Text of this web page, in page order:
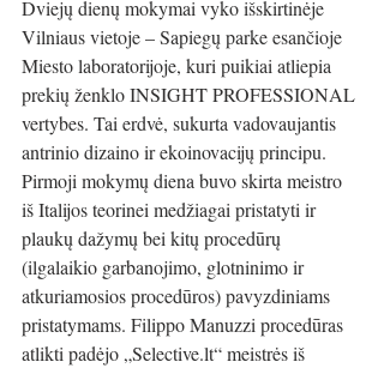
Dviejų dienų mokymai vyko išskirtinėje
Vilniaus vietoje – Sapiegų parke esančioje
Miesto laboratorijoje, kuri puikiai atliepia
prekių ženklo INSIGHT PROFESSIONAL
vertybes. Tai erdvė, sukurta vadovaujantis
antrinio dizaino ir ekoinovacijų principu.
Pirmoji mokymų diena buvo skirta meistro
iš Italijos teorinei medžiagai pristatyti ir
plaukų dažymų bei kitų procedūrų
(ilgalaikio garbanojimo, glotninimo ir
atkuriamosios procedūros) pavyzdiniams
pristatymams. Filippo Manuzzi procedūras
atlikti padėjo „Selective.lt“ meistrės iš